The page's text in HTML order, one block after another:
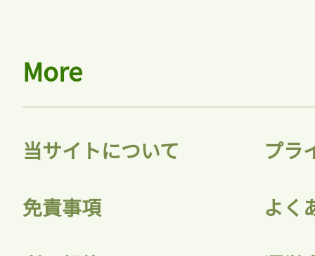
More
当サイトについて プラ
免責事項 よく